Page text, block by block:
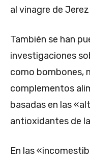
al vinagre de
También se han
investigaciones
como bombones,
complementos
basadas en las
antioxidantes de
En las